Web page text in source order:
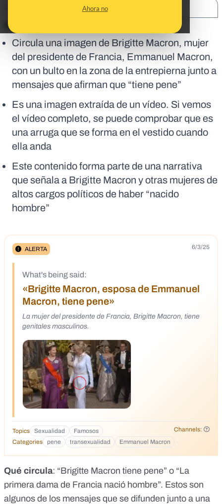
Ahora no
En corto:
Circula una imagen de Brigitte Macron, mujer
del presidente de Francia, Emmanuel Macron,
con un bulto en la zona de la entrepierna junto a
mensajes que afirman que “tiene pene”
Es una imagen extraída de un vídeo. Si vemos
el vídeo completo, se puede comprobar que es
una arruga que se forma en el vestido cuando
ella anda
Este contenido forma parte de una narrativa
que señala a Brigitte Macron y otras mujeres de
altos cargos políticos de haber “nacido
hombre”
ALERTA 6/3/25
What's being said:
«Brigitte Macron, esposa de Emmanuel
Macron, tiene pene»
La mujer del presidente de Francia, Brigitte Macron, tiene
genitales masculinos.
Topics Sexualidad Famosos
Channels:
Categories
pene transexualidad Emmanuel Macron
Qué circula: “Brigitte Macron tiene pene” o “La
primera dama de Francia nació hombre”. Estos son
algunos de los mensajes que se difunden junto a una